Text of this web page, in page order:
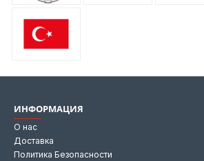
ИНФОРМАЦИЯ
О нас
Доставка
Политика Безопасности